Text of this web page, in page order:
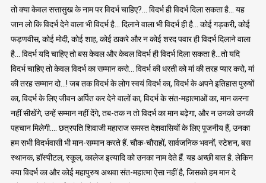
तो क्या केवल सत्तासुख के नाम पर विदर्भ चाहिए?… विदर्भ ही विदर्भ दिला सकता है… यह
जान लो कि विदर्भ देने वाला भी विदर्भ है… दिलाने वाला भी विदर्भ ही है… कोई गड़करी, कोई
फड़णवीस, कोई मोदी, कोई शाह, कोई ठाकरे और न कोई शरद पवार ही विदर्भ दिलाने वाला
है… विदर्भ यदि चाहिए तो बस केवल और केवल विदर्भ ही विदर्भ दिला सकता है…तो यदि
विदर्भ चाहिए तो केवल विदर्भ का सम्मान करो… विदर्भ की धरती को मां की तरह प्यार करो, मां
की तरह सम्मान दो…! जब तक विदर्भ के लोग स्वयं विदर्भ का, विदर्भ के अपने इतिहास पुरुषों
का, विदर्भ के लिए जीवन अर्पित कर देने वालों का, विदर्भ के संत-महात्माओं का, मान करना
नहीं सीखेंगे, उन्हें सम्मान नहीं देंगे, तब-तक न तो विदर्भ का मान बढ़ेगा, और न उनको उनकी
पहचान मिलेगी…. छत्रपति शिवाजी महाराज समस्त देशवासियों के लिए पूजनीय हैं, उनका
हम सभी विदर्भवासी भी मान-सम्मान करते हैं. चौक-चौराहों, सार्वजनिक भवनों, स्टेशन, बस
स्थानक, हॉस्पीटल, स्कूल, कालेज इत्यादि को उनका नाम देते हैं. यह अच्छी बात है. लेकिन
क्या विदर्भ का और कोई महापुरुष अथवा संत-महात्मा ऐसा नहीं है, जिसको हम मान दे